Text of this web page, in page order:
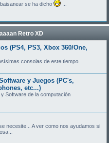
se ha dicho
Retro XD
(PS4, PS3, Xbox 360/One,
consolas de este tiempo.
y Juegos (PC's,
etc...)
Software de la computación
necesite... A ver como nos ayudamos si